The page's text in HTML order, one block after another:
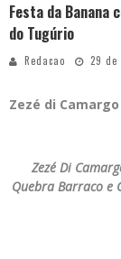
Festa da Banana
do Tugúrio
Redacao 29 de
Zezé di
Zezé Di
Quebra Barraco e